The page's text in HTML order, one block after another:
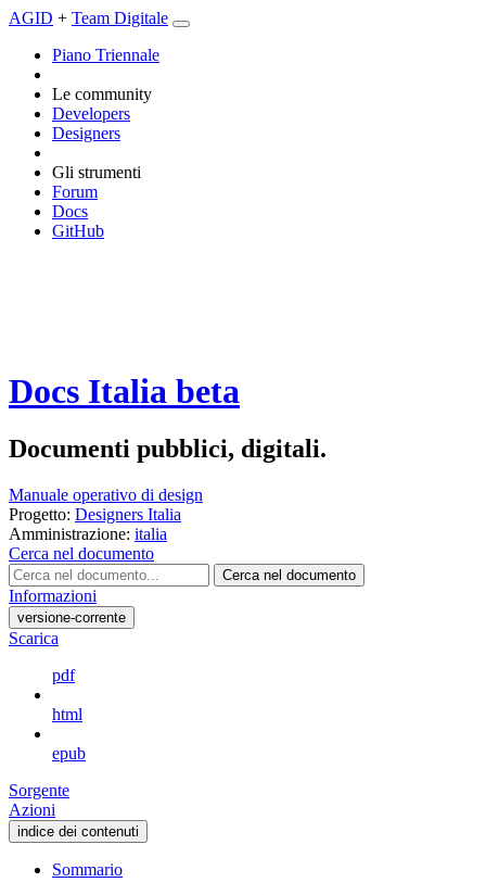
AGID + Team Digitale
Piano Triennale
Le community
Developers
Designers
Gli strumenti
Forum
Docs
GitHub
Docs Italia beta
Documenti pubblici, digitali.
Manuale operativo di design
Progetto: Designers Italia
Amministrazione: italia
Cerca nel documento
Cerca nel documento
Informazioni
versione-corrente
Scarica
pdf
html
epub
Sorgente
Azioni
indice dei contenuti
Sommario